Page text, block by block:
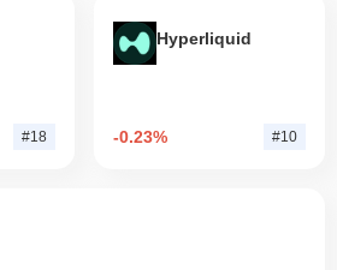
#18
Hyperliquid
-0.23% #10